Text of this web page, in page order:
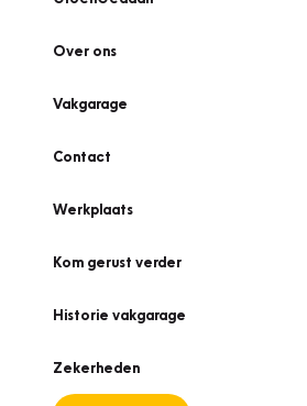
Over ons
Vakgarage
Contact
Werkplaats
Kom gerust verder
Historie vakgarage
Zekerheden